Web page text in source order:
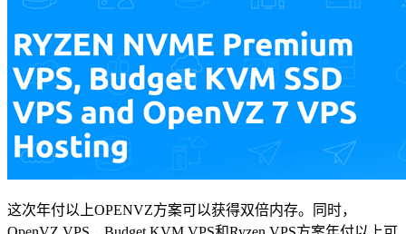
这次年付以上OPENVZ方案可以获得双倍内存。同时，